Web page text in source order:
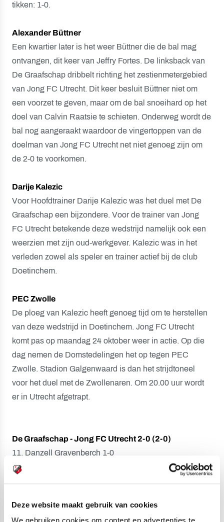
Deze website maakt gebruik van cookies
tikken: 1-0.
Alexander Büttner
Een kwartier later is het weer Büttner die de bal mag
ontvangen, dit keer van Jeffry Fortes. De linksback van
De Graafschap dribbelt richting het zestienmetergebied
van Jong FC Utrecht. Dit keer besluit Büttner niet om
een voorzet te geven, maar om de bal snoeihard op het
doel van Calvin Raatsie te schieten. Onderweg wordt de
bal nog aangeraakt waardoor de vingertoppen van de
doelman van Jong FC Utrecht net niet genoeg zijn om
de 2-0 te voorkomen.
Darije Kalezic
Voor Hoofdtrainer Darije Kalezic was het duel met De
Graafschap een bijzondere. Voor de trainer van Jong
FC Utrecht betekende deze wedstrijd namelijk ook een
weerzien met zijn oud-werkgever. Kalezic was in het
verleden zowel als speler en trainer actief bij de club
Doetinchem.
PEC Zwolle
De ploeg van Kalezic heeft genoeg tijd om te herstellen
van deze wedstrijd in Doetinchem. Jong FC Utrecht
komt pas op maandag 24 oktober weer in actie. Op die
dag nemen de Domstedelingen het op tegen PEC
Zwolle. Stadion Galgenwaard is dan het strijdtoneel
voor het duel met de Zwollenaren. Om 20.00 uur wordt
er in Utrecht afgetrapt.
De Graafschap - Jong FC Utrecht 2-0 (2-0)
11. Danzell Gravenberch 1-0
26. Alexander Büttner 2-0